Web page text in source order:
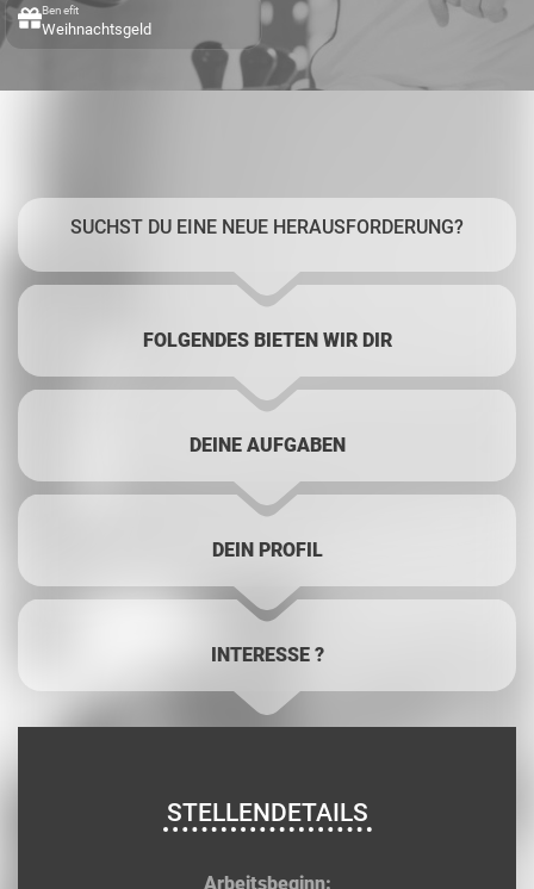
Benefit
Weihnachtsgeld
SUCHST DU EINE NEUE HERAUSFORDERUNG?
FOLGENDES BIETEN WIR DIR
DEINE AUFGABEN
DEIN PROFIL
INTERESSE ?
STELLENDETAILS
Arbeitsbeginn: